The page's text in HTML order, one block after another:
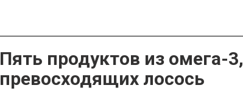
Пять продуктов из омега-3,
превосходящих лосось